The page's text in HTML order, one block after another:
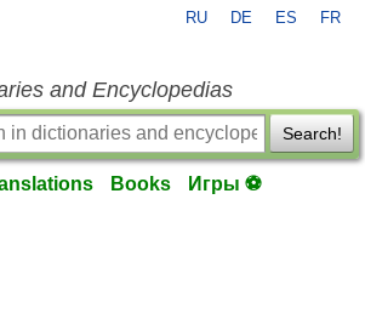
RU DE ES FR
and Encyclopedias
Search!
Books Игры ⚽